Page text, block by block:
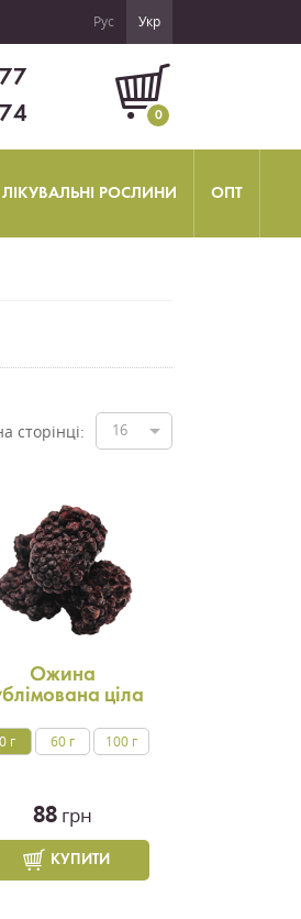
Рус Укр
0
ЛІКУВАЛЬНІ РОСЛИНИ ОПТ
сторінці: 16
Ожина
ціла
г 60 г 100 г
88 грн
КУПИТИ